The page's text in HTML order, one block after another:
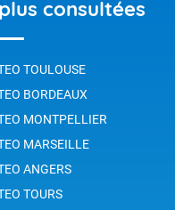
consultées
TOULOUSE
BORDEAUX
MONTPELLIER
MARSEILLE
ANGERS
TOURS